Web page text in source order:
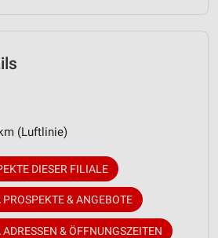
(Luftlinie)
DIESER FILIALE
& ANGEBOTE
& ÖFFNUNGSZEITEN